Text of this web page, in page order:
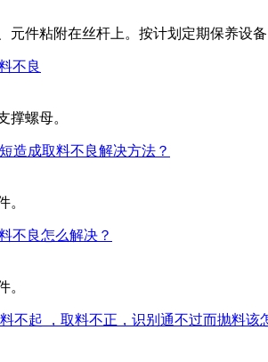
元件粘附在丝杆上。按计划定期保养设
不良
撑螺母。
造成取料不良解决方法？
。
不良怎么解决？
。
不起 ，取料不正，识别通不过而抛料该